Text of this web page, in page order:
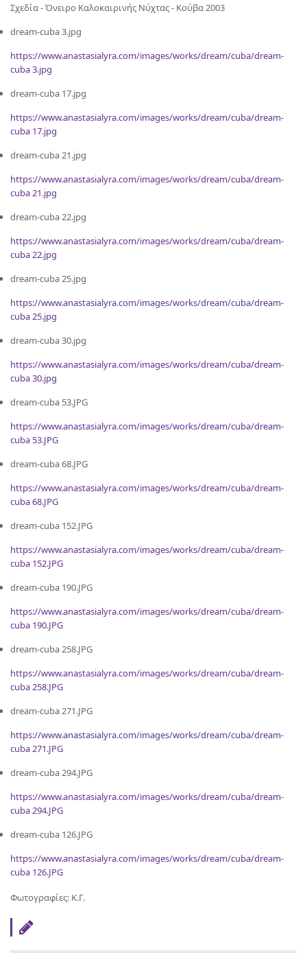
Σχεδία - Όνειρο Καλοκαιρινής Νύχτας - Κούβα 2003
dream-cuba 3.jpg
https://www.anastasialyra.com/images/works/dream/cuba/dream-
cuba 3.jpg
dream-cuba 17.jpg
https://www.anastasialyra.com/images/works/dream/cuba/dream-
cuba 17.jpg
dream-cuba 21.jpg
https://www.anastasialyra.com/images/works/dream/cuba/dream-
cuba 21.jpg
dream-cuba 22.jpg
https://www.anastasialyra.com/images/works/dream/cuba/dream-
cuba 22.jpg
dream-cuba 25.jpg
https://www.anastasialyra.com/images/works/dream/cuba/dream-
cuba 25.jpg
dream-cuba 30.jpg
https://www.anastasialyra.com/images/works/dream/cuba/dream-
cuba 30.jpg
dream-cuba 53.JPG
https://www.anastasialyra.com/images/works/dream/cuba/dream-
cuba 53.JPG
dream-cuba 68.JPG
https://www.anastasialyra.com/images/works/dream/cuba/dream-
cuba 68.JPG
dream-cuba 152.JPG
https://www.anastasialyra.com/images/works/dream/cuba/dream-
cuba 152.JPG
dream-cuba 190.JPG
https://www.anastasialyra.com/images/works/dream/cuba/dream-
cuba 190.JPG
dream-cuba 258.JPG
https://www.anastasialyra.com/images/works/dream/cuba/dream-
cuba 258.JPG
dream-cuba 271.JPG
https://www.anastasialyra.com/images/works/dream/cuba/dream-
cuba 271.JPG
dream-cuba 294.JPG
https://www.anastasialyra.com/images/works/dream/cuba/dream-
cuba 294.JPG
dream-cuba 126.JPG
https://www.anastasialyra.com/images/works/dream/cuba/dream-
cuba 126.JPG
Φωτογραφίες: Κ.Γ.